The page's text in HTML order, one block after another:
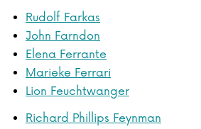
Rudolf Farkas
John Farndon
Elena Ferrante
Marieke Ferrari
Lion Feuchtwanger
Richard Phillips Feynman